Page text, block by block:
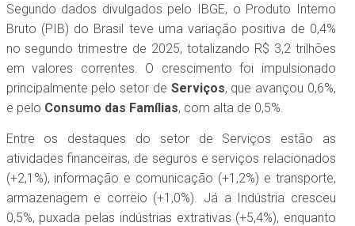
Segundo dados divulgados pelo IBGE, o Produto Interno
Bruto (PIB) do Brasil teve uma variação positiva de 0,4%
no segundo trimestre de 2025, totalizando R$ 3,2 trilhões
em valores correntes. O crescimento foi impulsionado
principalmente pelo setor de Serviços, que avançou 0,6%,
e pelo Consumo das Famílias, com alta de 0,5%.
Entre os destaques do setor de Serviços estão as
atividades financeiras, de seguros e serviços relacionados
(+2,1%), informação e comunicação (+1,2%) e transporte,
armazenagem e correio (+1,0%). Já a Indústria cresceu
0,5%, puxada pelas indústrias extrativas (+5,4%), enquanto